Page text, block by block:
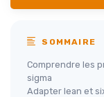
SOMMAIRE
Comprendre les
sigma
Adapter lean et